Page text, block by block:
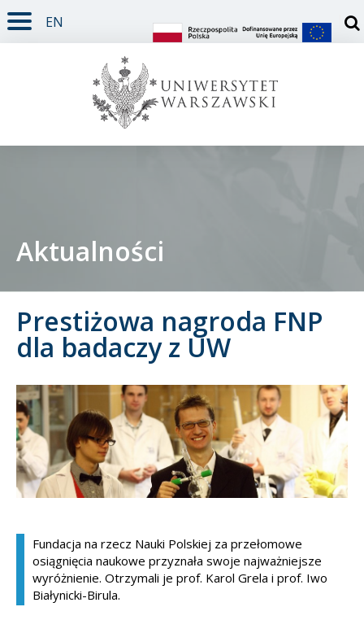
TREŚĆ STRONY
MENU GŁÓWNE
WYSZUKIWARKA
SOCIAL MEDIA
STOPKA STRONY
EN
Doktorant
Pracownik
Kandydat
Absolwent
Aktualności
Prestiżowa nagroda FNP
dla badaczy z UW
Fundacja na rzecz Nauki Polskiej za przełomowe
osiągnięcia naukowe przyznała swoje najważniejsze
wyróżnienie. Otrzymali je prof. Karol Grela i prof. Iwo
Białynicki-Birula.